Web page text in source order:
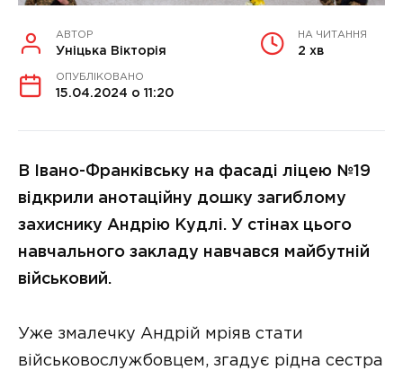
АВТОР
Уніцька Вікторія
НА ЧИТАННЯ
2 хв
ОПУБЛІКОВАНО
15.04.2024 о 11:20
В Івано-Франківську на фасаді ліцею №19
відкрили анотаційну дошку загиблому
захиснику Андрію Кудлі. У стінах цього
навчального закладу навчався майбутній
військовий.
Уже змалечку Андрій мріяв стати
військовослужбовцем, згадує рідна сестра